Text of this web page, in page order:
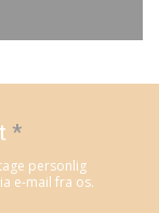
*
personlig
e-mail fra os.